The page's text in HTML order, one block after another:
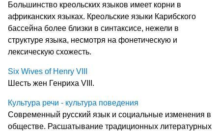
Большинство креольских языков имеет корни в
африканских языках. Креольские языки Карибского
бассейна более близки в синтаксисе, нежели в
структуре языка, несмотря на фонетическую и
лексическую схожесть.
Six Wives of Henry VIII
Шесть жен Генриха VIII.
Культура речи - культура поведения
Современный русский язык и социальные изменения в
обществе. Расшатывание традиционных литературных